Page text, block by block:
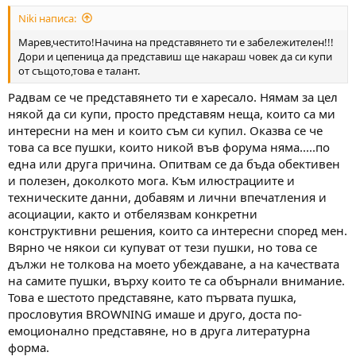
:
Niki написа:
Марев,честито!Начина на представянето ти е забележителен!!!
Дори и цепеница да представиш ще накараш човек да си купи
от същото,това е талант.
Радвам се че представянето ти е харесало. Нямам за цел
някой да си купи, просто представям неща, които са ми
интересни на мен и които съм си купил. Оказва се че
това са все пушки, които никой във форума няма.....по
една или друга причина. Опитвам се да бъда обективен
и полезен, доколкото мога. Към илюстрациите и
техническите данни, добавям и лични впечатления и
асоциации, както и отбелязвам конкретни
конструктивни решения, които са интересни според мен.
Вярно че някои си купуват от тези пушки, но това се
дължи не толкова на моето убеждаване, а на качествата
на самите пушки, върху които те са обърнали внимание.
Това е шестото представяне, като първата пушка,
прословутия BROWNING имаше и друго, доста по-
емоционално представяне, но в друга литературна
форма.